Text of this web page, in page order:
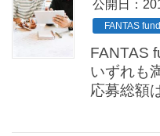
公開日：
FANTAS
FANTAS
いずれも
応募総額